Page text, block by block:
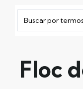
Floc